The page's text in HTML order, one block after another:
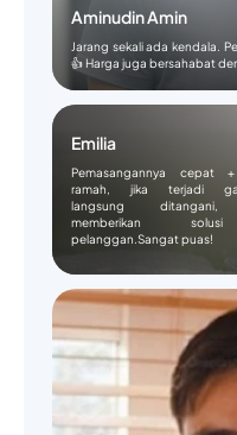
Aminudin Amin
Jarang sekali ada kendala.
👍 Harga juga bersahabat
Emilia
Pemasangannya cepat
ramah, jika terjadi
langsung ditangani,
memberikan
pelanggan.Sangat puas!